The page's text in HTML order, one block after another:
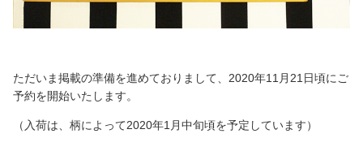
ただいま掲載の準備を進めておりまして、2020年11月21日頃にご
予約を開始いたします。
（入荷は、柄によって2020年1月中旬頃を予定しています）